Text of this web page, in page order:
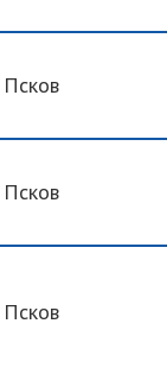
Псков
Псков
Псков